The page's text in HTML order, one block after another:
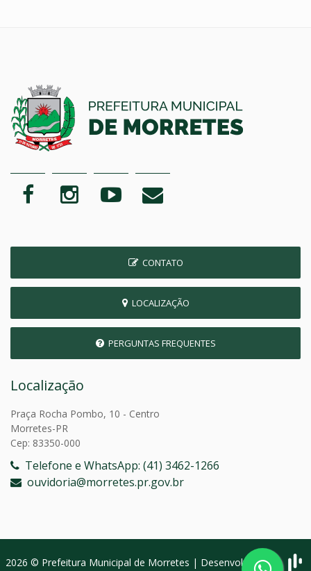
CONTATO
LOCALIZAÇÃO
PERGUNTAS FREQUENTES
Localização
Praça Rocha Pombo, 10 - Centro
Morretes-PR
Cep: 83350-000
Telefone e WhatsApp: (41) 3462-1266
ouvidoria@morretes.pr.gov.br
2026 © Prefeitura Municipal de Morretes | Desenvolvido por: